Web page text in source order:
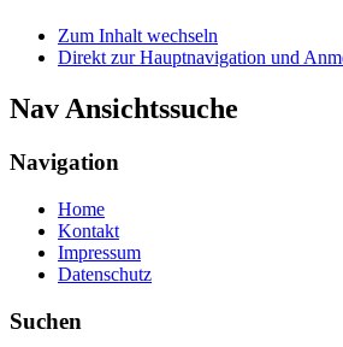
Zum Inhalt wechseln
Direkt zur Hauptnavigation und
Nav Ansichtssuche
Navigation
Home
Kontakt
Impressum
Datenschutz
Suchen